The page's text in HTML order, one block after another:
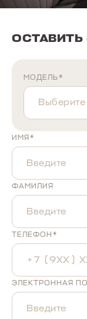
ОСТАВИТЬ
ИМЯ*
ФАМИЛИЯ
ТЕЛЕФОН*
ЭЛЕКТРОННАЯ
МОДЕЛЬ*
Выберите